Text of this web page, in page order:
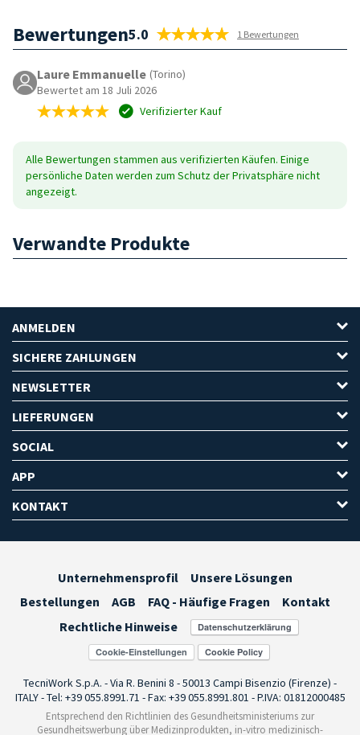
Bewertungen5.0 1 Bewertungen
Laure Emmanuelle (Torino)
Bewertet am 18 Juli 2026
Verifizierter Kauf
Alle Bewertungen stammen aus verifizierten Käufen. Einige
persönliche Daten werden zum Schutz der Privatsphäre nicht
angezeigt.
Verwandte Produkte
ANMELDEN
SICHERE ZAHLUNGEN
NEWSLETTER
LIEFERUNGEN
SOCIAL
APP
KONTAKT
Unternehmensprofil
Unsere Lösungen
Bestellungen
AGB FAQ - Häufige Fragen
Kontakt
Rechtliche Hinweise
Cookie-Einstellungen
TecniWork S.p.A. - Via R. Benini 8 - 50013 Campi Bisenzio (Firenze) -
ITALY - Tel: +39 055.8991.71 - Fax: +39 055.8991.801 - P.IVA: 01812000485
Entsprechend den Richtlinien des Gesundheitsministeriums zur
Gesundheitswerbung über Medizinprodukten, in-vitro medizinisch-